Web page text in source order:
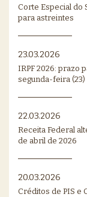
Corte Especial do
para astreintes
23.03.2026
IRPF 2026: prazo
segunda-feira
22.03.2026
Receita Federal
de abril de 2026
20.03.2026
Créditos de PIS e